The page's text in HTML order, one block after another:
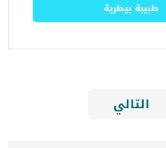
طبيبة بيطرية
التالي